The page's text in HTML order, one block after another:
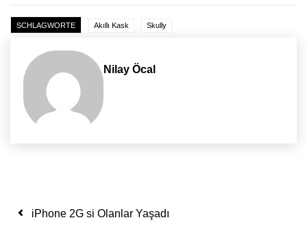
SCHLAGWORTE Akıllı Kask Skully
Nilay Öcal
Yazı dolaşımı
iPhone 2G si Olanlar Yaşadı